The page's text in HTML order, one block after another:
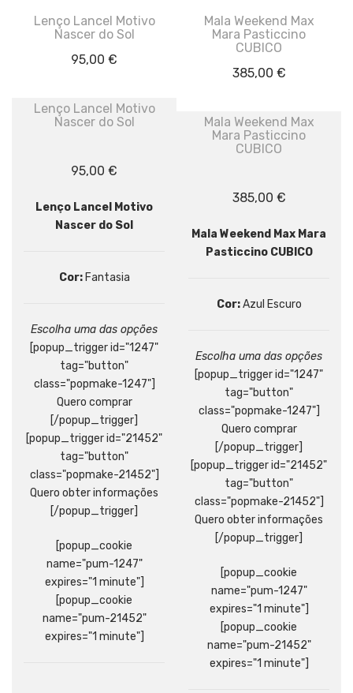
Lenço Lancel Motivo
Nascer do Sol
95,00 €
Lenço Lancel Motivo
Nascer do Sol
95,00 €
Lenço Lancel Motivo
Nascer do Sol
Cor:Fantasia
Escolha uma das opções
[popup_trigger id="1247"
tag="button"
class="popmake-1247"]
Quero comprar
[/popup_trigger]
[popup_trigger id="21452"
tag="button"
class="popmake-21452"]
Quero obter informações
[/popup_trigger]
[popup_cookie
name="pum-1247"
expires="1 minute"]
[popup_cookie
name="pum-21452"
expires="1 minute"]
Mala Weekend Max
Mara Pasticcino
CUBICO
385,00 €
Mala Weekend Max
Mara Pasticcino
CUBICO
385,00 €
Mala Weekend Max Mara
Pasticcino CUBICO
Cor:Azul Escuro
Escolha uma das opções
[popup_trigger id="1247"
tag="button"
class="popmake-1247"]
Quero comprar
[/popup_trigger]
[popup_trigger id="21452"
tag="button"
class="popmake-21452"]
Quero obter informações
[/popup_trigger]
[popup_cookie
name="pum-1247"
expires="1 minute"]
[popup_cookie
name="pum-21452"
expires="1 minute"]